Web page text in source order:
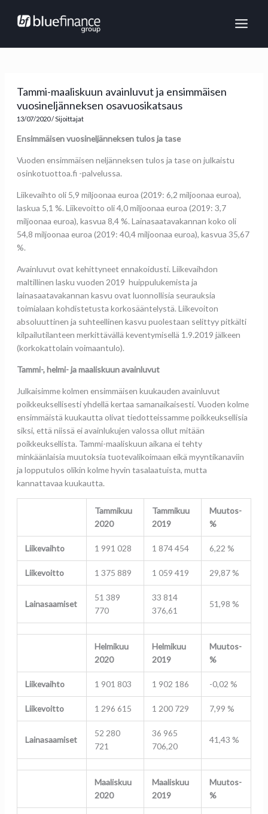
sisältöön
Tammi-maaliskuun avainluvut ja ensimmäisen
vuosineljänneksen osavuosikatsaus
13/07/2020/Sijoittajat
Ensimmäisen vuosineljänneksen tulos ja tase
Vuoden ensimmäisen neljänneksen tulos ja tase on julkaistu
osinkotuottoa.fi -palvelussa.
Liikevaihto oli 5,9 miljoonaa euroa (2019: 6,2 miljoonaa euroa),
laskua 5,1 %. Liikevoitto oli 4,0 miljoonaa euroa (2019: 3,7
miljoonaa euroa), kasvua 8,4 %. Lainasaatavakannan koko oli
54,8 miljoonaa euroa (2019: 40,4 miljoonaa euroa), kasvua 35,67
%.
Avainluvut ovat kehittyneet ennakoidusti. Liikevaihdon
maltillinen lasku vuoden 2019 huippulukemista ja
lainasaatavakannan kasvu ovat luonnollisia seurauksia
toimialaan kohdistetusta korkosääntelystä. Liikevoiton
absoluuttinen ja suhteellinen kasvu puolestaan selittyy pitkälti
kilpailutilanteen merkittävällä keventymisellä 1.9.2019 jälkeen
(korkokattolain voimaantulo).
Tammi-, helmi- ja maaliskuun avainluvut
Julkaisimme kolmen ensimmäisen kuukauden avainluvut
poikkeuksellisesti yhdellä kertaa samanaikaisesti. Vuoden kolme
ensimmäistä kuukautta olivat tiedotteissamme poikkeuksellisia
siksi, että niissä ei avainlukujen valossa ollut mitään
poikkeuksellista. Tammi-maaliskuun aikana ei tehty
minkäänlaisia muutoksia tuotevalikoimaan eikä myyntikanaviin
ja lopputulos olikin kolme hyvin tasalaatuista, mutta
kannattavaa kuukautta.
Tammikuu
2020
Tammikuu
2019
Muutos-
%
Liikevaihto 1 991 028 1 874 454 6,22 %
Liikevoitto 1 375 889 1 059 419 29,87 %
Lainasaamiset
51 389
770
33 814
376,61
51,98 %
Helmikuu
2020
Helmikuu
2019
Muutos-
%
Liikevaihto 1 901 803 1 902 186 -0,02 %
Liikevoitto 1 296 615 1 200 729 7,99 %
Lainasaamiset
52 280
721
36 965
706,20
41,43 %
Maaliskuu
2020
Maaliskuu
2019
Muutos-
%